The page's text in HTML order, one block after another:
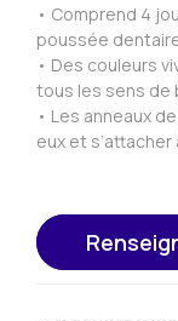
• Comprend 4
poussée
• Des couleurs
tous les sens de
• Les anneaux
eux et